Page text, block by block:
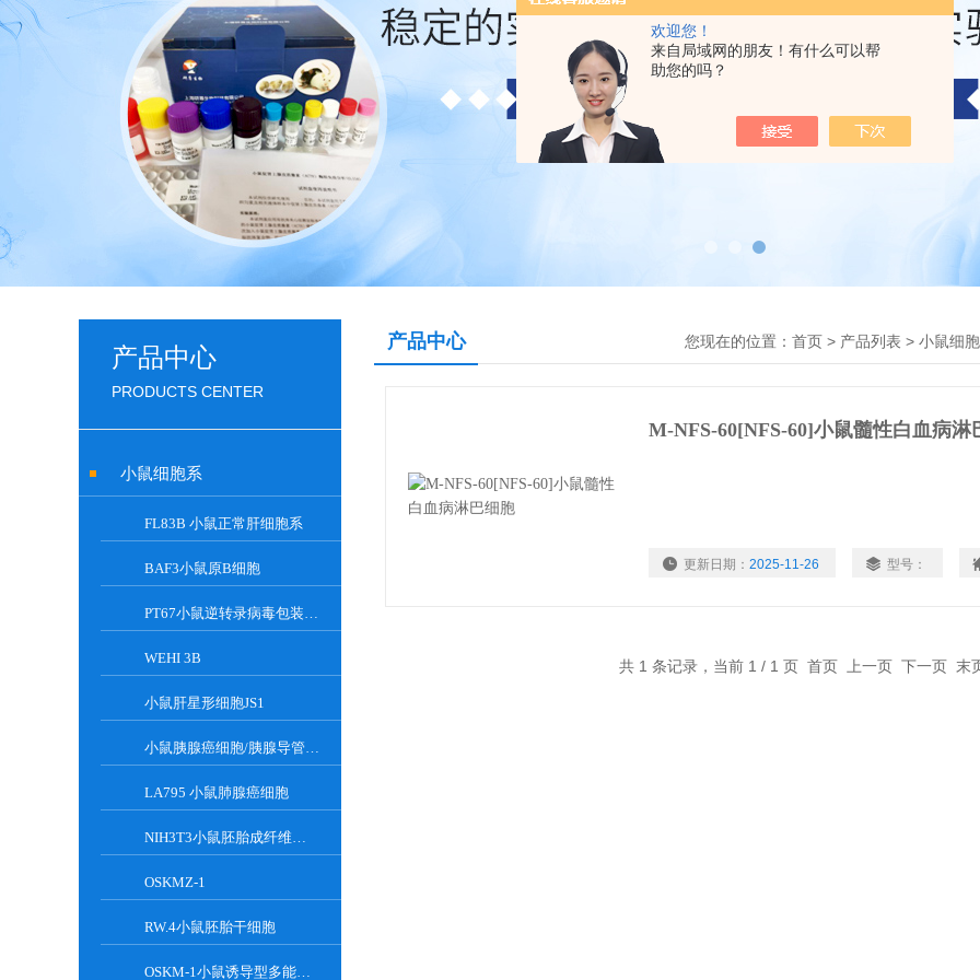
欢迎您！
来自局域网的朋友！有什么可以帮
助您的吗？
产品中心
PRODUCTS CENTER
小鼠细胞系
FL83B 小鼠正常肝细胞系
BAF3小鼠原B细胞
PT67小鼠逆转录病毒包装细胞
WEHI 3B
小鼠肝星形细胞JS1
小鼠胰腺癌细胞/胰腺导管癌PAN02
LA795 小鼠肺腺癌细胞
NIH3T3小鼠胚胎成纤维细胞
OSKMZ-1
RW.4小鼠胚胎干细胞
OSKM-1小鼠诱导型多能干细胞
产品中心 您现在的位置： 首页 > 产品列表 > 小鼠细
M-NFS-60[NFS-60]小鼠髓性白血病淋
更新日期： 2025-11-26 型号：
共 1 条记录，当前 1 / 1 页 首页 上一页 下一页 末